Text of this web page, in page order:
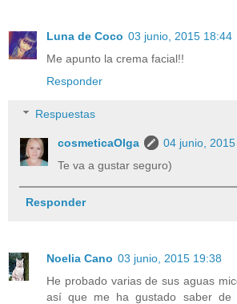
Luna de Coco 03 junio, 2015 18:44
Me apunto la crema facial!!
Responder
Respuestas
cosmeticaOlga
04 junio,
Te va a gustar seguro)
Responder
Noelia Cano 03 junio, 2015 19:38
He probado varias de sus aguas
así que me ha gustado saber de